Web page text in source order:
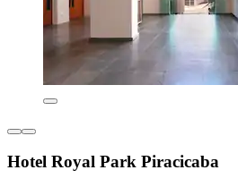
Hotel Royal Park Piracicaba